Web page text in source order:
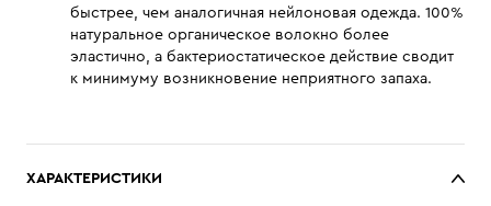
быстрее, чем аналогичная нейлоновая одежда. 100%
натуральное органическое волокно более
эластично, а бактериостатическое действие сводит
к минимуму возникновение неприятного запаха.
ХАРАКТЕРИСТИКИ